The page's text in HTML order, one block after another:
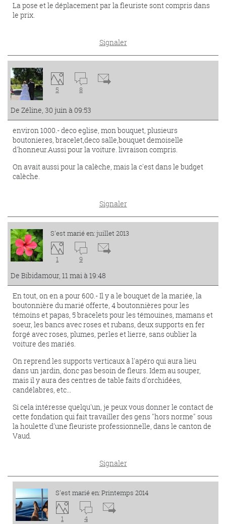
La pose et le déplacement par la fleuriste sont compris dans
le prix.
Signaler
5 8
De Zéline, 30 juin à 09:53
environ 1000.- deco eglise, mon bouquet, plusieurs
boutonieres, bracelet,deco salle,bouquet demoiselle
d'honneur.Aussi pour la voiture. livraison compris.
On avait aussi pour la calèche, mais la c'est dans le budget
calèche.
Signaler
S'est marié en: juillet 2013
1 9
De Bibidamour, 11 mai à 19:48
En tout, on en a pour 600.- Il y a le bouquet de la mariée, la
boutonnière du marié offerte, 4 boutonnières pour les
témoins et papas, 5 bracelets pour les témouines, mamans et
soeur, les bancs avec roses et rubans, deux supports en fer
forgé avec roses, plumes, perles et lierre, sans oublier la
voiture des mariés.
On reprend les supports verticaux à l'apéro qui aura lieu
dans un jardin, donc pas besoin de fleurs. Idem au souper,
mais il y aura des centres de table faits d'orchidées,
candélabres, etc...
Si cela intéresse quelqu'un, je peux vous donner le contact de
cette fondation qui fait travailler des gens "hors norme" sous
la houlette d'une fleuriste professionnelle, dans le canton de
Vaud.
Signaler
S'est marié en: Printemps 2014
1 4